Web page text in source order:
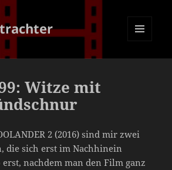
Witze mit
2 (2016) sind mir zwei
die sich erst im Nachhinein
nachdem man den Film ganz